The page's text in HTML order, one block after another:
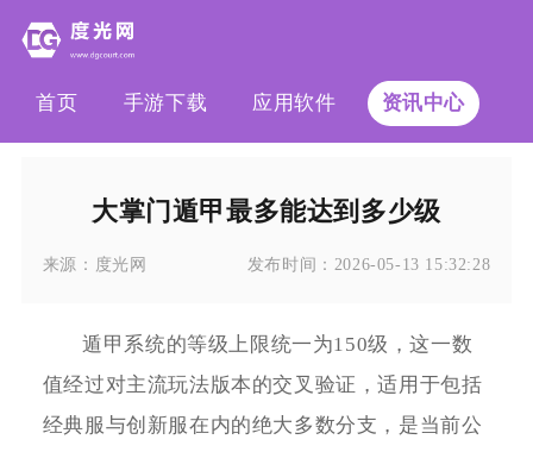
首页 手游下载 应用软件 资讯中心
大掌门遁甲最多能达到多少级
来源： 度光网 发布时间： 2026-05-13 15:32:28
遁甲系统的等级上限统一为150级，这一数
值经过对主流玩法版本的交叉验证，适用于包括
经典服与创新服在内的绝大多数分支，是当前公